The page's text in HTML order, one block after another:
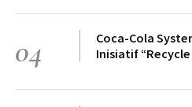
04
Coca-Cola
Inisiatif “Recycle